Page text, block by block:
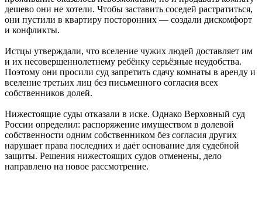
дешево они не хотели. Чтобы заставить соседей растратиться,
они пустили в квартиру посторонних — создали дискомфорт
и конфликты.
Истцы утверждали, что вселение чужих людей доставляет им
и их несовершеннолетнему ребёнку серьёзные неудобства.
Поэтому они просили суд запретить сдачу комнаты в аренду и
вселение третьих лиц без письменного согласия всех
собственников долей.
Нижестоящие суды отказали в иске. Однако Верховный суд
России определил: распоряжение имуществом в долевой
собственности одним собственником без согласия других
нарушает права последних и даёт основание для судебной
защиты. Решения нижестоящих судов отменены, дело
направлено на новое рассмотрение.